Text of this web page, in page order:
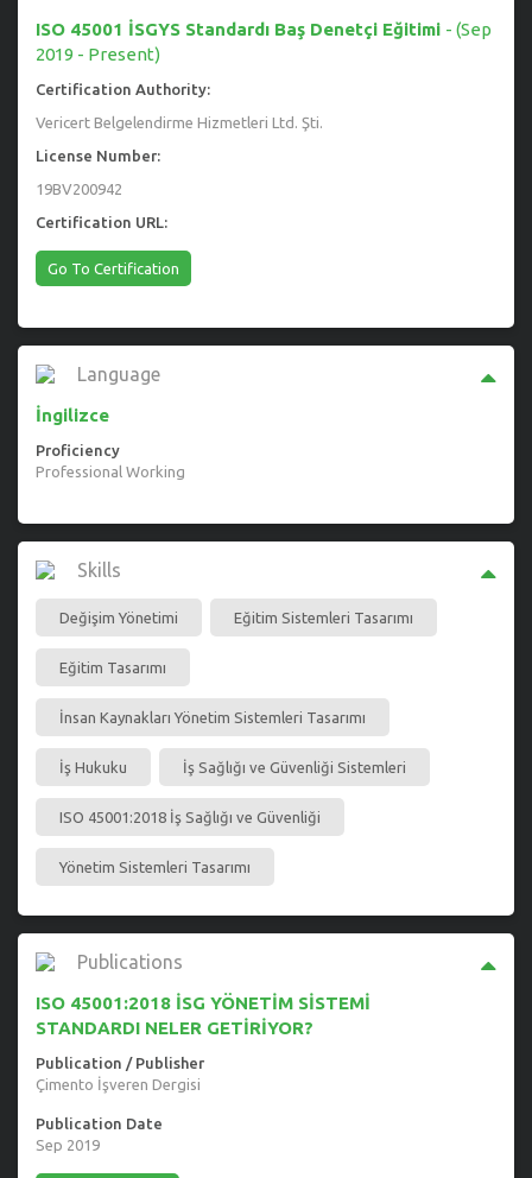
ISO 45001 İSGYS Standardı Baş Denetçi Eğitimi - (Sep
2019 - Present)
Certification Authority:
Vericert Belgelendirme Hizmetleri Ltd. Şti.
License Number:
19BV200942
Certification URL:
Go To Certification
Language
İngilizce
Proficiency
Professional Working
Skills
Değişim Yönetimi Eğitim Sistemleri Tasarımı
Eğitim Tasarımı
İnsan Kaynakları Yönetim Sistemleri Tasarımı
İş Hukuku İş Sağlığı ve Güvenliği Sistemleri
ISO 45001:2018 İş Sağlığı ve Güvenliği
Yönetim Sistemleri Tasarımı
Publications
ISO 45001:2018 İSG YÖNETİM SİSTEMİ
STANDARDI NELER GETİRİYOR?
Publication / Publisher
Çimento İşveren Dergisi
Publication Date
Sep 2019